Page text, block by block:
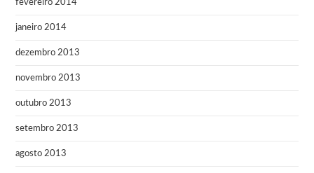
fevereiro 2014
janeiro 2014
dezembro 2013
novembro 2013
outubro 2013
setembro 2013
agosto 2013